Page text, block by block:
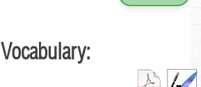
Vocabulary: